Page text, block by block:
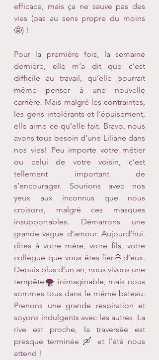
efficace, mais ça ne sauve pas des
vies (pas au sens propre du moins
🤩) !
Pour la première fois, la semaine
dernière, elle m’a dit que c’est
difficile au travail, qu’elle pourrait
même penser à une nouvelle
carrière. Mais malgré les contraintes,
les gens intolérants et l’épuisement,
elle aime ce qu’elle fait. Bravo, nous
avons tous besoin d’une Liliane dans
nos vies! Peu importe votre métier
ou celui de votre voisin, c’est
tellement important de
s’encourager. Sourions avec nos
yeux aux inconnus que nous
croisons, malgré ces masques
insupportables. Démarrons une
grande vague d’amour. Aujourd’hui,
dites à votre mère, votre fils, votre
collègue que vous êtes fier🌸d’eux.
Depuis plus d’un an, nous vivons une
tempête🌪 inimaginable, mais nous
sommes tous dans le même bateau.
Prenons une grande respiration et
soyons indulgents avec les autres. La
rive est proche, la traversée est
presque terminée 🛶 et l’été nous
attend !